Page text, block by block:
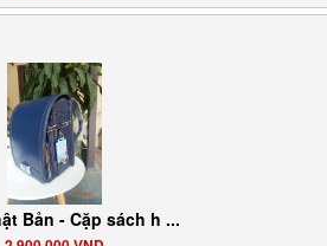
Bản - Cặp sách h ...